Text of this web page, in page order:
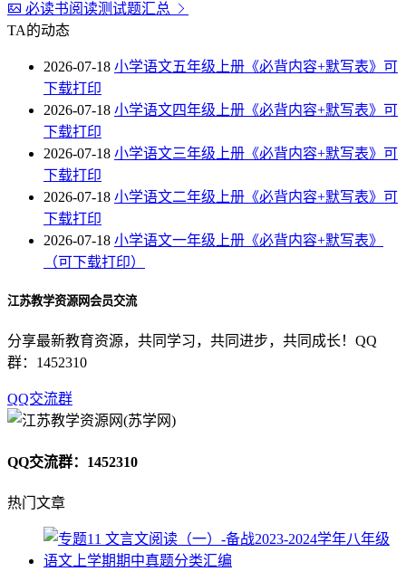
必读书阅读测试题汇总
TA的动态
2026-07-18 小学语文五年级上册《必背内容+默写表》可
下载打印
2026-07-18 小学语文四年级上册《必背内容+默写表》可
下载打印
2026-07-18 小学语文三年级上册《必背内容+默写表》可
下载打印
2026-07-18 小学语文二年级上册《必背内容+默写表》可
下载打印
2026-07-18 小学语文一年级上册《必背内容+默写表》
（可下载打印）
江苏教学资源网会员交流
分享最新教育资源，共同学习，共同进步，共同成长！QQ
群：1452310
QQ交流群
QQ交流群：1452310
热门文章